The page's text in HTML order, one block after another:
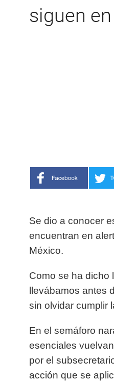
siguen
Se dio a conocer
encuentran en
México.
Como se ha dicho
llevábamos antes
sin olvidar cumplir
En el semáforo
esenciales
por el
acción que se